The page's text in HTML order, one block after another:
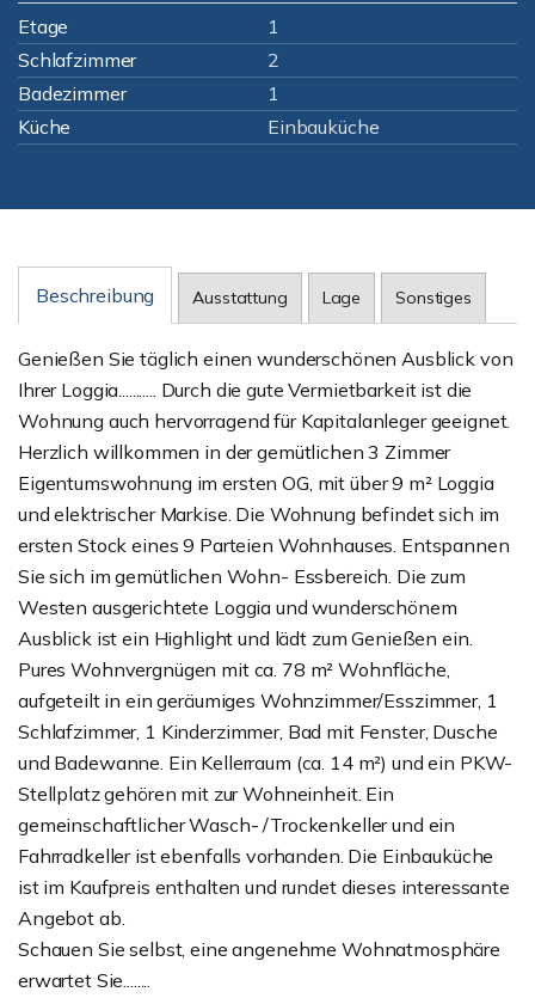
Etage
1
Schlafzimmer
2
Badezimmer
1
Küche
Einbauküche
Beschreibung Ausstattung Lage Sonstiges
Genießen Sie täglich einen wunderschönen Ausblick von
Ihrer Loggia........... Durch die gute Vermietbarkeit ist die
Wohnung auch hervorragend für Kapitalanleger geeignet.
Herzlich willkommen in der gemütlichen 3 Zimmer
Eigentumswohnung im ersten OG, mit über 9 m² Loggia
und elektrischer Markise. Die Wohnung befindet sich im
ersten Stock eines 9 Parteien Wohnhauses. Entspannen
Sie sich im gemütlichen Wohn- Essbereich. Die zum
Westen ausgerichtete Loggia und wunderschönem
Ausblick ist ein Highlight und lädt zum Genießen ein.
Pures Wohnvergnügen mit ca. 78 m² Wohnfläche,
aufgeteilt in ein geräumiges Wohnzimmer/Esszimmer, 1
Schlafzimmer, 1 Kinderzimmer, Bad mit Fenster, Dusche
und Badewanne. Ein Kellerraum (ca. 14 m²) und ein PKW-
Stellplatz gehören mit zur Wohneinheit. Ein
gemeinschaftlicher Wasch- /Trockenkeller und ein
Fahrradkeller ist ebenfalls vorhanden. Die Einbauküche
ist im Kaufpreis enthalten und rundet dieses interessante
Angebot ab.
Schauen Sie selbst, eine angenehme Wohnatmosphäre
erwartet Sie........